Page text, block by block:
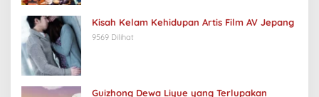
Kisah Kelam Kehidupan Artis Film AV Jepang
9569 Dilihat
Guizhong Dewa Liyue yang Terlupakan